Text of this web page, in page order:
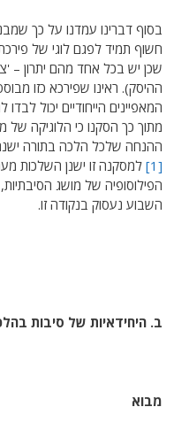
בסוף דברינו עמדנו על כך
חשוף תמיד לפגם לוגי של
שכן יש בכל אחד מהם יתרון –
ההיסק). ראינו שפירכא כזו
המאפיינים הייחודיים יכול
מתוך כך הסקנו כי הלוגיקה
ההנחה שלכל הלכה בתורה
[1]
למסקנה זו ישנן השלכות
הפילוסופיה של מושג
השבוע נעסוק בנקודה זו.
ב. היחידאיות של סיבות
מבוא